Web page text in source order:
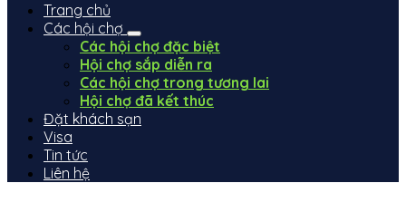
Trang chủ
Các hội chợ
Các hội chợ đặc biệt
Hội chợ sắp diễn ra
Các hội chợ trong tương lai
Hội chợ đã kết thúc
Đặt khách sạn
Visa
Tin tức
Liên hệ